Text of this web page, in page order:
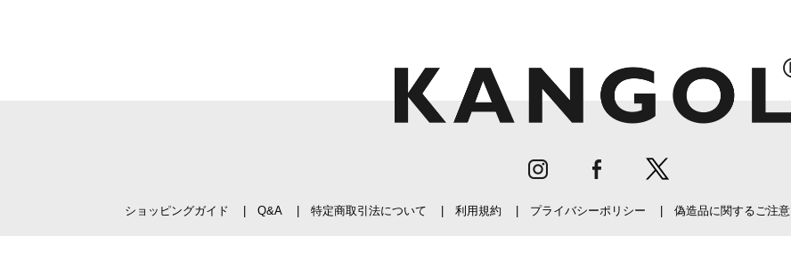
ショッピングガイド Q&A 特定商取引法について 利用規約 プライバシーポリシー 偽造品に関するご注意